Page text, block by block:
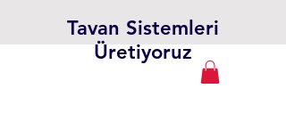
Tavan Sistemleri
Üretiyoruz